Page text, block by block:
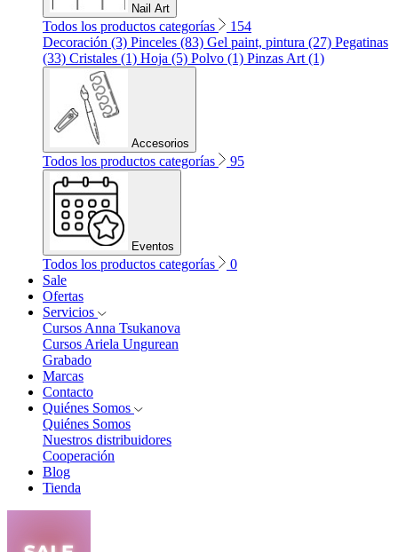
Nail Art
Todos los productos categorías
154
Decoración (3) Pinceles (83) Gel paint, pintura (27) Pegatinas
(33) Cristales (1) Hoja (5) Polvo (1) Pinzas Art (1)
Accesorios
Todos los productos categorías 95
Eventos
Todos los productos categorías
0
Sale
Ofertas
Servicios
Cursos Anna Tsukanova
Cursos Ariela Ungurean
Grabado
Marcas
Contacto
Quiénes Somos
Quiénes Somos
Nuestros distribuidores
Cooperación
Blog
Tienda